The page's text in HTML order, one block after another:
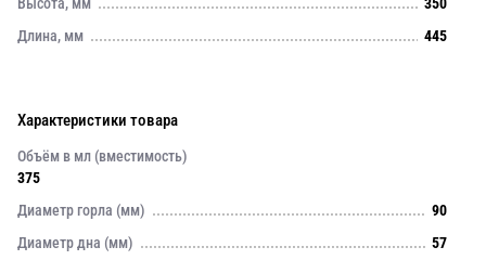
Длина, мм
445
Характеристики товара
Объём в мл (вместимость)
375
Диаметр горла (мм)
90
Диаметр дна (мм)
57